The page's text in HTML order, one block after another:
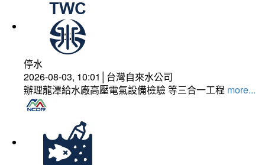
停水
2026-08-03, 10:01│台灣自來水公司
辦理龍潭給水廠高壓電氣設備檢驗 等三合一工程 more...